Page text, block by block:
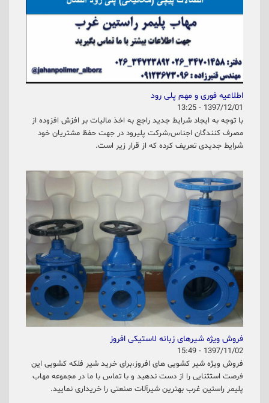
اطلاعیه فوری و مهم پلی رود
1397/12/01 - 13:25
با توجه به ایجاد شرایط جدید راجع به اخذ مالیات بر افزش افزوده از
مصرف کنندگان اجناس٫شرکت پلیرود در جهت حفظ مشتریان خود
شرایط جدیدی تعریف کرده که از قرار زیر است.
فروش ویژه شیرهای زبانه لاستیکی افروز
1397/11/02 - 15:49
فروش ویژه شیر کشویی های افروز،برای خرید شیر فلکه کشویی این
فرصت استثنایی را از دست ندهید و با تماس با ما در مجموعه مهاب
پلیمر راستین غرب بهترین شیرآلات صنعتی را خریداری نمایید.